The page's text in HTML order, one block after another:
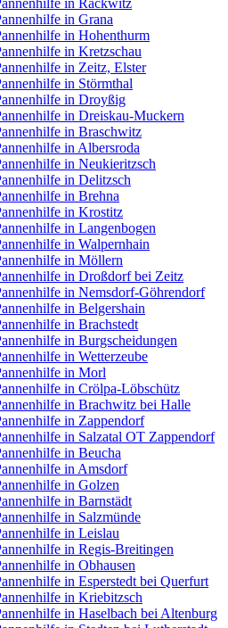
in Rackwitz
in Grana
in Hohenthurm
in Kretzschau
in Zeitz, Elster
in Störmthal
in Droyßig
in Dreiskau-Muckern
in Braschwitz
in Albersroda
in Neukieritzsch
in Delitzsch
in Brehna
in Krostitz
in Langenbogen
in Walpernhain
in Möllern
in Droßdorf bei Zeitz
in Nemsdorf-Göhrendorf
in Belgershain
in Brachstedt
in Burgscheidungen
in Wetterzeube
in Morl
in Crölpa-Löbschütz
in Brachwitz bei Halle
in Zappendorf
in Salzatal OT Zappendorf
in Beucha
in Amsdorf
in Golzen
in Barnstädt
in Salzmünde
in Leislau
in Regis-Breitingen
in Obhausen
in Esperstedt bei Querfurt
in Kriebitzsch
in Haselbach bei Altenburg